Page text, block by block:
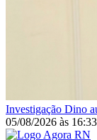
Investigação Dino
05/08/2026 às 16:33